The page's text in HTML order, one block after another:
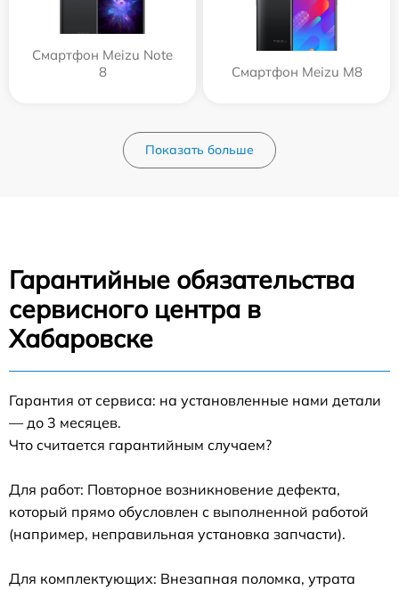
Смартфон Meizu Note
8
Смартфон Meizu M8
Показать больше
Гарантийные обязательства
сервисного центра в
Хабаровске
Гарантия от сервиса: на установленные нами детали
— до 3 месяцев.
Что считается гарантийным случаем?
Для работ: Повторное возникновение дефекта,
который прямо обусловлен с выполненной работой
(например, неправильная установка запчасти).
Для комплектующих: Внезапная поломка, утрата